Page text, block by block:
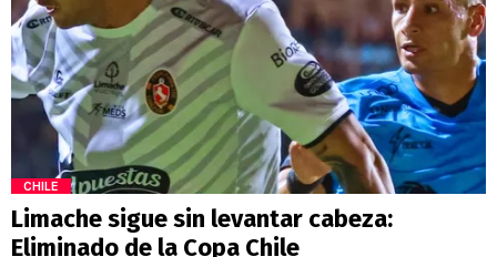
CHILE
Limache sigue sin levantar cabeza:
Eliminado de la Copa Chile